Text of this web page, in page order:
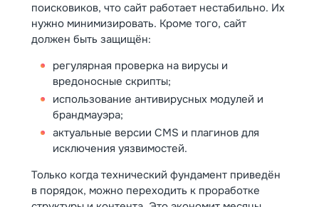
поисковиков, что сайт работает нестабильно. Их
нужно минимизировать. Кроме того, сайт
должен быть защищён:
регулярная проверка на вирусы и
вредоносные скрипты;
использование антивирусных модулей и
брандмауэра;
актуальные версии CMS и плагинов для
исключения уязвимостей.
Только когда технический фундамент приведён
в порядок, можно переходить к проработке